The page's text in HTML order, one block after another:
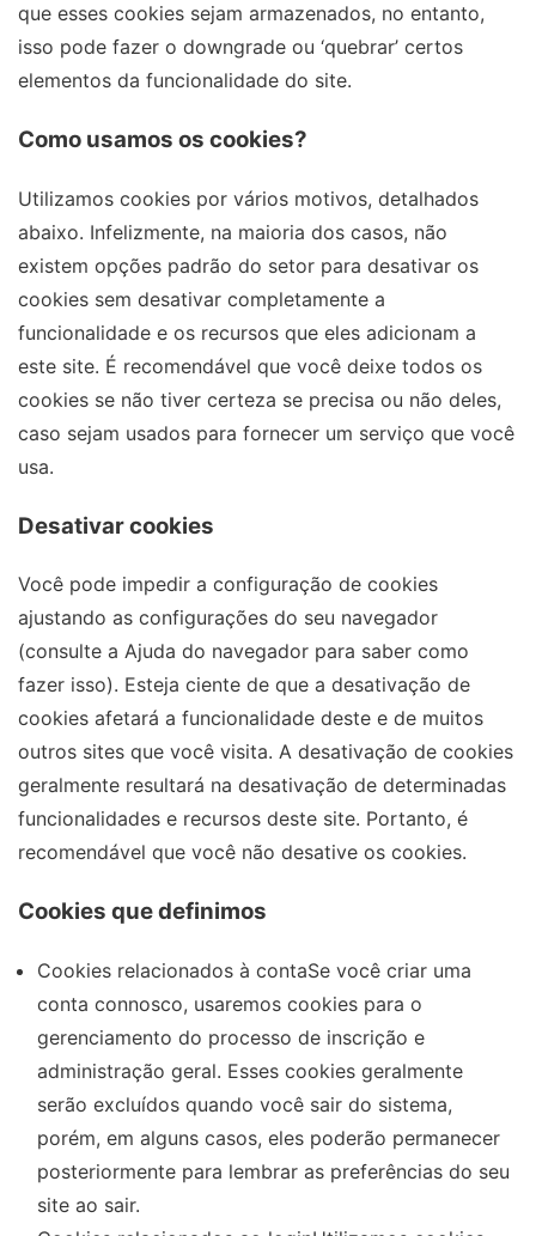
que esses cookies sejam armazenados, no entanto,
isso pode fazer o downgrade ou ‘quebrar’ certos
elementos da funcionalidade do site.
Como usamos os cookies?
Utilizamos cookies por vários motivos, detalhados
abaixo. Infelizmente, na maioria dos casos, não
existem opções padrão do setor para desativar os
cookies sem desativar completamente a
funcionalidade e os recursos que eles adicionam a
este site. É recomendável que você deixe todos os
cookies se não tiver certeza se precisa ou não deles,
caso sejam usados ​​para fornecer um serviço que você
usa.
Desativar cookies
Você pode impedir a configuração de cookies
ajustando as configurações do seu navegador
(consulte a Ajuda do navegador para saber como
fazer isso). Esteja ciente de que a desativação de
cookies afetará a funcionalidade deste e de muitos
outros sites que você visita. A desativação de cookies
geralmente resultará na desativação de determinadas
funcionalidades e recursos deste site. Portanto, é
recomendável que você não desative os cookies.
Cookies que definimos
Cookies relacionados à contaSe você criar uma
conta connosco, usaremos cookies para o
gerenciamento do processo de inscrição e
administração geral. Esses cookies geralmente
serão excluídos quando você sair do sistema,
porém, em alguns casos, eles poderão permanecer
posteriormente para lembrar as preferências do seu
site ao sair.